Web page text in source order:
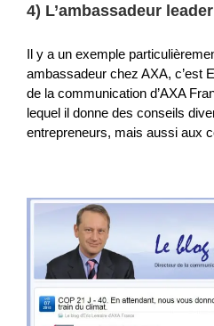
4) L’ambassadeur
Il y a un exemple
ambassadeur chez AXA, c’est
de la communication d’AXA
lequel il donne des conseils
entrepreneurs, mais aussi aux